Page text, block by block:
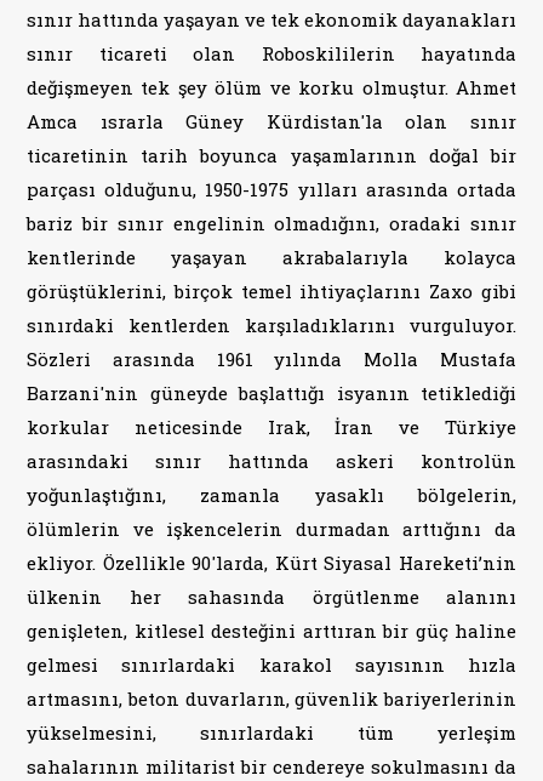
sınır hattında yaşayan ve tek ekonomik dayanakları
sınır ticareti olan Roboskililerin hayatında
değişmeyen tek şey ölüm ve korku olmuştur. Ahmet
Amca ısrarla Güney Kürdistan'la olan sınır
ticaretinin tarih boyunca yaşamlarının doğal bir
parçası olduğunu, 1950-1975 yılları arasında ortada
bariz bir sınır engelinin olmadığını, oradaki sınır
kentlerinde yaşayan akrabalarıyla kolayca
görüştüklerini, birçok temel ihtiyaçlarını Zaxo gibi
sınırdaki kentlerden karşıladıklarını vurguluyor.
Sözleri arasında 1961 yılında Molla Mustafa
Barzani'nin güneyde başlattığı isyanın tetiklediği
korkular neticesinde Irak, İran ve Türkiye
arasındaki sınır hattında askeri kontrolün
yoğunlaştığını, zamanla yasaklı bölgelerin,
ölümlerin ve işkencelerin durmadan arttığını da
ekliyor. Özellikle 90'larda, Kürt Siyasal Hareketi’nin
ülkenin her sahasında örgütlenme alanını
genişleten, kitlesel desteğini arttıran bir güç haline
gelmesi sınırlardaki karakol sayısının hızla
artmasını, beton duvarların, güvenlik bariyerlerinin
yükselmesini, sınırlardaki tüm yerleşim
sahalarının militarist bir cendereye sokulmasını da